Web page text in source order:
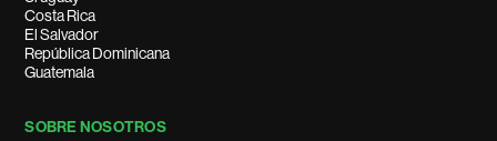
Costa Rica
El Salvador
República Dominicana
Guatemala
SOBRE NOSOTROS